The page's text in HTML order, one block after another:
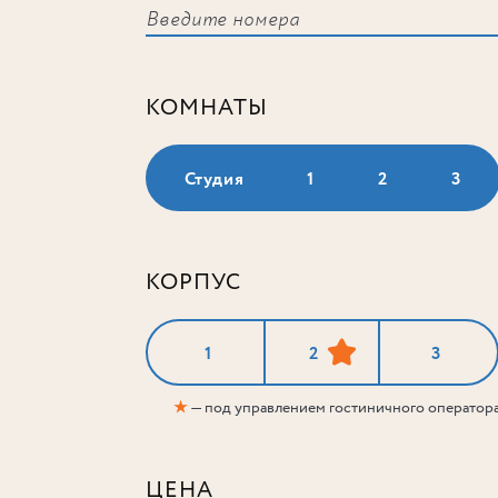
КОМНАТЫ
Студия 1 2 3
КОРПУС
1 2 3
★— под управлением гостиничного
ЦЕНА